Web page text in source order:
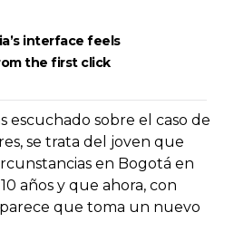
escuchado sobre el caso de
se trata del joven que
en Bogotá en
años y que ahora, con
que toma un nuevo
interface feels
the first click